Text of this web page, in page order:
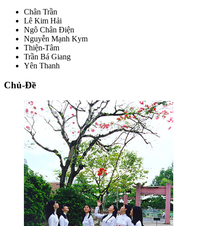
Chân Trần
Lê Kim Hải
Ngô Chân Điện
Nguyễn Mạnh Kym
Thiện-Tâm
Trần Bá Giang
Yên Thanh
Chủ-Đề